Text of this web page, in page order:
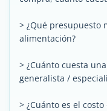
> ¿Qué presupuesto
alimentación?
> ¿Cuánto cuesta
generalista /
> ¿Cuánto es el